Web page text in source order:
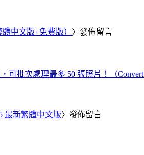
中文版+免費版） 〉發佈留言
可批次處理最多 50 張照片！（Convert
最新繁體中文版〉發佈留言